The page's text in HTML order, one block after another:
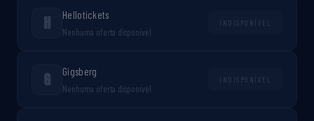
H Hellotickets
Nenhuma oferta disponível
INDISPONÍVEL
G Gigsberg
Nenhuma oferta disponível
INDISPONÍVEL